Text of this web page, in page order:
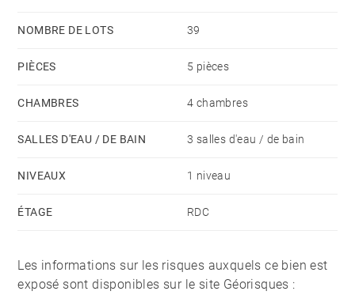
NOMBRE DE LOTS 39
PIÈCES 5 pièces
CHAMBRES 4 chambres
SALLES D'EAU / DE BAIN 3 salles d'eau / de bain
NIVEAUX 1 niveau
ÉTAGE RDC
Les informations sur les risques auxquels ce bien est
exposé sont disponibles sur le site Géorisques :